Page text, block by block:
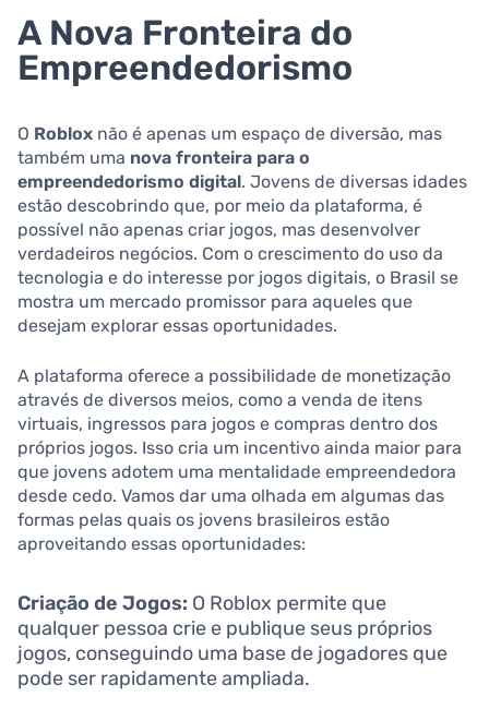
A Nova Fronteira do
Empreendedorismo
O Roblox não é apenas um espaço de diversão, mas
também uma nova fronteira para o
empreendedorismo digital. Jovens de diversas idades
estão descobrindo que, por meio da plataforma, é
possível não apenas criar jogos, mas desenvolver
verdadeiros negócios. Com o crescimento do uso da
tecnologia e do interesse por jogos digitais, o Brasil se
mostra um mercado promissor para aqueles que
desejam explorar essas oportunidades.
A plataforma oferece a possibilidade de monetização
através de diversos meios, como a venda de itens
virtuais, ingressos para jogos e compras dentro dos
próprios jogos. Isso cria um incentivo ainda maior para
que jovens adotem uma mentalidade empreendedora
desde cedo. Vamos dar uma olhada em algumas das
formas pelas quais os jovens brasileiros estão
aproveitando essas oportunidades:
Criação de Jogos: O Roblox permite que
qualquer pessoa crie e publique seus próprios
jogos, conseguindo uma base de jogadores que
pode ser rapidamente ampliada.